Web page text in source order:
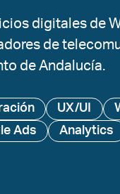
digitales de
de
de Andalucía.
UX/UI
Ads
Analytics